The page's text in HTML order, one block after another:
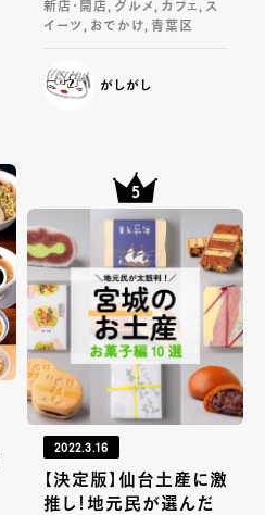
新店・開店, グルメ, カフェ, ス
イーツ, おでかけ, 青葉区
がしがし
2022.3.16
【決定版】仙台土産に激
推し！地元民が選んだ